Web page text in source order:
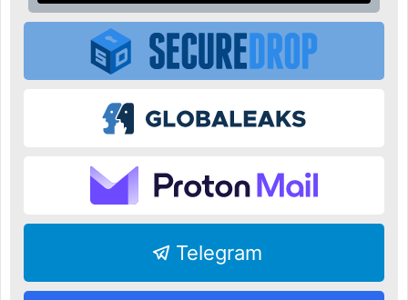
Telegram